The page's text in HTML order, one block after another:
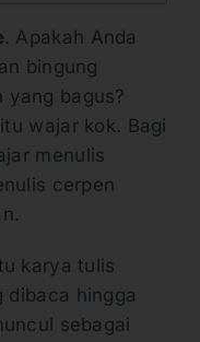
. Apakah Anda
bingung
yang bagus?
wajar kok. Bagi
menulis
cerpen
karya tulis
dibaca hingga
sebagai